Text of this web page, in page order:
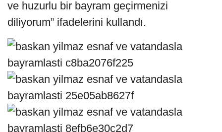
ve huzurlu bir bayram geçirmenizi
diliyorum” ifadelerini kullandı.